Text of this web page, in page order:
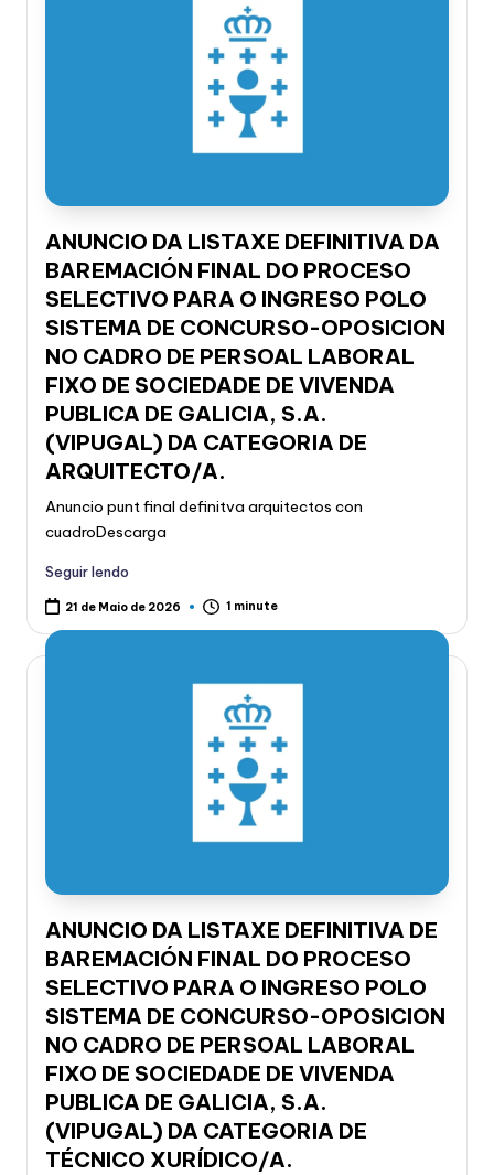
ANUNCIO DA LISTAXE DEFINITIVA DA
BAREMACIÓN FINAL DO PROCESO
SELECTIVO PARA O INGRESO POLO
SISTEMA DE CONCURSO-OPOSICION
NO CADRO DE PERSOAL LABORAL
FIXO DE SOCIEDADE DE VIVENDA
PUBLICA DE GALICIA, S.A.
(VIPUGAL) DA CATEGORIA DE
ARQUITECTO/A.
Anuncio punt final definitva arquitectos con
cuadroDescarga
Seguir lendo
21 de Maio de 2026 1 minute
ANUNCIO DA LISTAXE DEFINITIVA DE
BAREMACIÓN FINAL DO PROCESO
SELECTIVO PARA O INGRESO POLO
SISTEMA DE CONCURSO-OPOSICION
NO CADRO DE PERSOAL LABORAL
FIXO DE SOCIEDADE DE VIVENDA
PUBLICA DE GALICIA, S.A.
(VIPUGAL) DA CATEGORIA DE
TÉCNICO XURÍDICO/A.